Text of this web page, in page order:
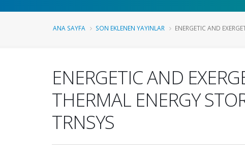
ANA SAYFA SON EKLENEN YAYINLAR ENERGETIC AND
ENERGETIC AND
THERMAL ENERGY
TRNSYS